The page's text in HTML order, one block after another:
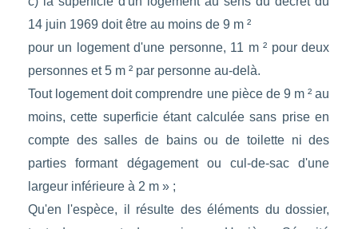
14 juin 1969 doit être au moins de 9 m ²
pour un logement d'une personne, 11 m ² pour deux
personnes et 5 m ² par personne au-delà.
Tout logement doit comprendre une pièce de 9 m ² au
moins, cette superficie étant calculée sans prise en
compte des salles de bains ou de toilette ni des
parties formant dégagement ou cul-de-sac d'une
largeur inférieure à 2 m » ;
Qu'en l'espèce, il résulte des éléments du dossier,